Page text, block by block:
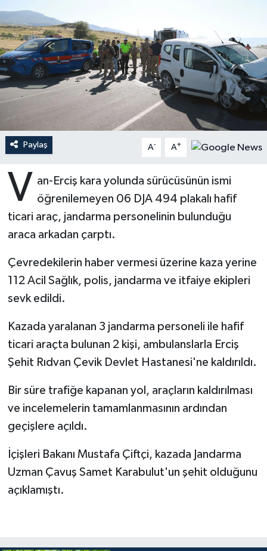
Paylaş A- A+
V an-Erciş kara yolunda sürücüsünün ismi
öğrenilemeyen 06 DJA 494 plakalı hafif
ticari araç, jandarma personelinin bulunduğu
araca arkadan çarptı.
Çevredekilerin haber vermesi üzerine kaza yerine
112 Acil Sağlık, polis, jandarma ve itfaiye ekipleri
sevk edildi.
Kazada yaralanan 3 jandarma personeli ile hafif
ticari araçta bulunan 2 kişi, ambulanslarla Erciş
Şehit Rıdvan Çevik Devlet Hastanesi'ne kaldırıldı.
Bir süre trafiğe kapanan yol, araçların kaldırılması
ve incelemelerin tamamlanmasının ardından
geçişlere açıldı.
İçişleri Bakanı Mustafa Çiftçi, kazada Jandarma
Uzman Çavuş Samet Karabulut'un şehit olduğunu
açıklamıştı.
Antalya Müftülüğü
Ardahan Müftülüğü
Artvin Müftülüğü
Aydın Müftülüğü
Balıkesir Müftülüğü
Batman Müftülüğü
Bayburt Müftülüğü
Bilecik Müftülüğü
Bingöl Müftülüğü
Bitlis Müftülüğü
Bolu Müftülüğü
Bursa Müftülüğü
Çankırı Müftülüğü
Hadislerle İslam
Kudüs
Kurban
Mukabele
Peygamberimizin Hayatı
Sahabeler
Zekat
TDV
Hutbeler
DİYANET AKADEMİ
DİYANET GENÇLİK
DİYANET RADYO/TV
Dünya
Eğitim
Kültür-Sanat
Sağlık
Makaleler
Duyurular
Bilim, Teknoloji
Haber Arşivi